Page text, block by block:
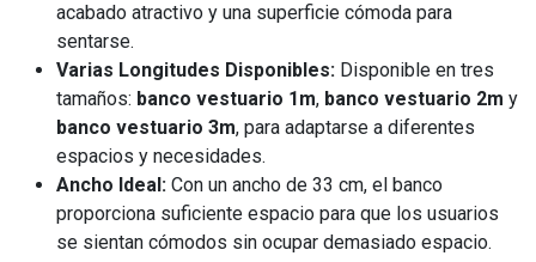
acabado atractivo y una superficie cómoda para
sentarse.
Varias Longitudes Disponibles: Disponible en tres
tamaños: banco vestuario 1m, banco vestuario 2m y
banco vestuario 3m, para adaptarse a diferentes
espacios y necesidades.
Ancho Ideal: Con un ancho de 33 cm, el banco
proporciona suficiente espacio para que los usuarios
se sientan cómodos sin ocupar demasiado espacio.